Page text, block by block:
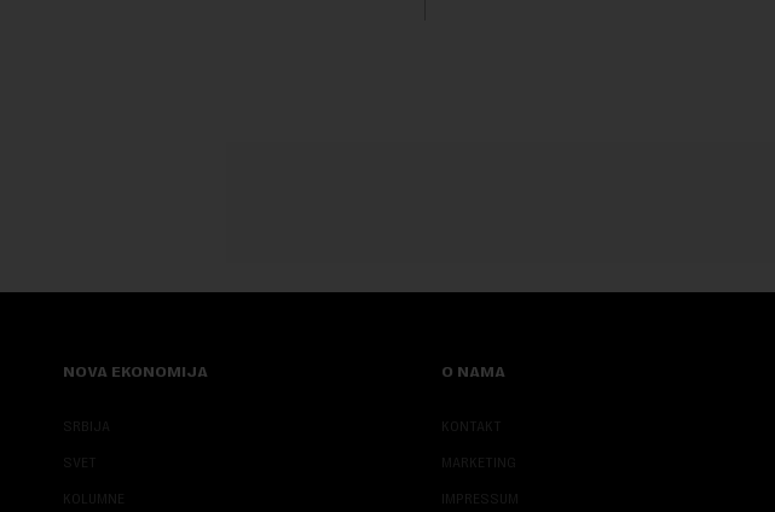
NOVA EKONOMIJA
SRBIJA
SVET
KOLUMNE
O NAMA
KONTAKT
MARKETING
IMPRESSUM